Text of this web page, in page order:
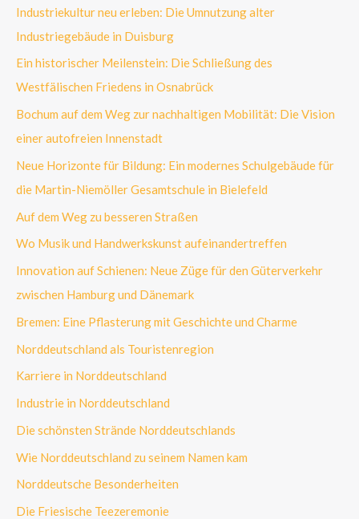
Industriekultur neu erleben: Die Umnutzung alter
Industriegebäude in Duisburg
Ein historischer Meilenstein: Die Schließung des
Westfälischen Friedens in Osnabrück
Bochum auf dem Weg zur nachhaltigen Mobilität: Die Vision
einer autofreien Innenstadt
Neue Horizonte für Bildung: Ein modernes Schulgebäude für
die Martin-Niemöller Gesamtschule in Bielefeld
Auf dem Weg zu besseren Straßen
Wo Musik und Handwerkskunst aufeinandertreffen
Innovation auf Schienen: Neue Züge für den Güterverkehr
zwischen Hamburg und Dänemark
Bremen: Eine Pflasterung mit Geschichte und Charme
Norddeutschland als Touristenregion
Karriere in Norddeutschland
Industrie in Norddeutschland
Die schönsten Strände Norddeutschlands
Wie Norddeutschland zu seinem Namen kam
Norddeutsche Besonderheiten
Die Friesische Teezeremonie